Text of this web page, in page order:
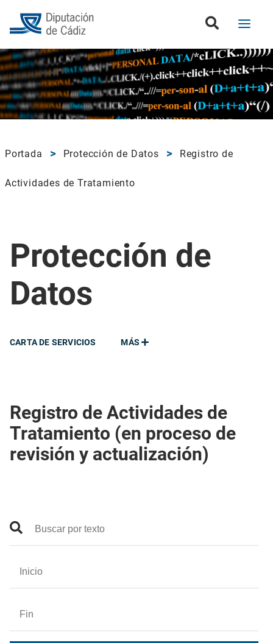
Portada Protección de Datos Registro de
Actividades de Tratamiento
Protección de
Datos
MÁS
CARTA DE SERVICIOS
Registro de Actividades de
Tratamiento (en proceso de
revisión y actualización)